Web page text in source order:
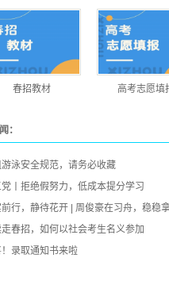
春招教材 高考志愿填
：
泳安全规范，请务必收藏
党丨拒绝假努力，低成本提分学习
行，静待花开 | 周俊豪在习舟，稳稳
春招，如何以社会考生名义参加
录取通知书来啦